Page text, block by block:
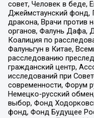
совет, Человек в беде,
Джеймстаунский фонд,
дракона, Врачи против
органов, Фалунь Дафа,
Коалиция по
Фалуньгун в Китае,
расследованию
гражданский центр,
исследований при
современности, Форум
Немецко-русский
выбор, Фонд
фонд, Фонд Будущее